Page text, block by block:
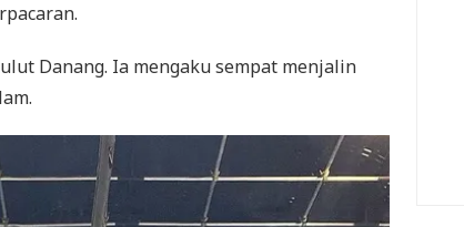
Danang. Ia mengaku sempat menjalin